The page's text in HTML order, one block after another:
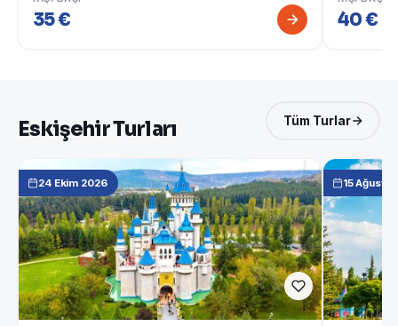
35 € 40 €
Eskişehir Turları Tüm Turlar
24 Ekim 2026 15